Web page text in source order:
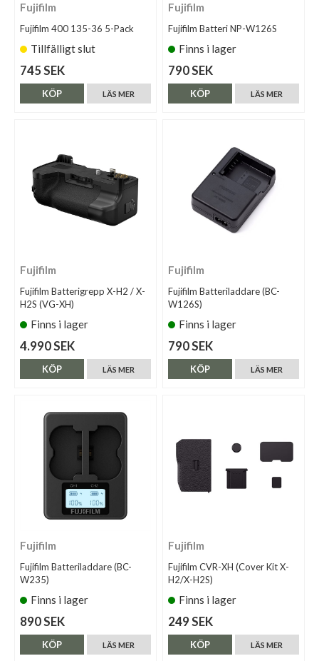
Fujifilm
Fujifilm 400 135-36 5-Pack
Tillfälligt slut
745 SEK
LÄS MER
KÖP
Fujifilm
Fujifilm Batteri NP-W126S
Finns i lager
790 SEK
LÄS MER
KÖP
Fujifilm
Fujifilm Batterigrepp X-H2 / X-
H2S (VG-XH)
Finns i lager
4.990 SEK
LÄS MER
KÖP
Fujifilm
Fujifilm Batteriladdare (BC-
W126S)
Finns i lager
790 SEK
LÄS MER
KÖP
Fujifilm
Fujifilm Batteriladdare (BC-
W235)
Finns i lager
890 SEK
LÄS MER
KÖP
Fujifilm
Fujifilm CVR-XH (Cover Kit X-
H2/X-H2S)
Finns i lager
249 SEK
LÄS MER
KÖP